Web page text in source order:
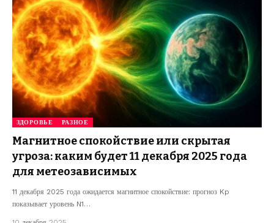
ЗДОРОВЬЕ РАЗНОЕ
Магнитное спокойствие или скрытая
угроза: каким будет 11 декабря 2025 года
для метеозависимых
11 декабря 2025 года ожидается магнитное спокойствие: прогноз Kp
показывает уровень N1…